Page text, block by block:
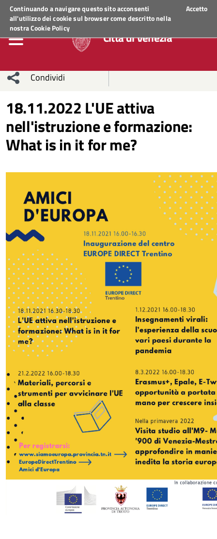
Continuando a navigare questo sito acconsenti
all'utilizzo dei cookie sul browser come descritto nella
nostraCookie Policy
Accetto
Regione Veneto ACCEDI AI SERVIZI
Città di Venezia
Condividi
sui social
network
Condividi
Condividi
su
Facebook
Condividi
su
Twitter
Condividi
su
Condividi
Whatsapp
18.11.2022 L'UE attiva
nell'istruzione e formazione:
What is in it for me?